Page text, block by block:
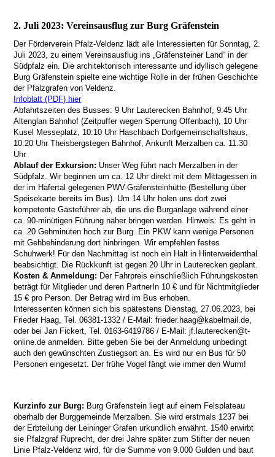
2. Juli 2023: Vereinsausflug zur Burg Gräfenstein
Der Förderverein Pfalz-Veldenz lädt alle Interessierten für Sonntag, 2.
Juli 2023, zu einem Vereinsausflug ins „Gräfensteiner Land“ in der
Südpfalz ein. Die architektonisch interessante und idyllisch gelegene
Burg Gräfenstein spielte eine wichtige Rolle in der frühen Geschichte
der Pfalzgrafen von Veldenz.
Infoblatt (PDF) hier
Abfahrtszeiten des Busses: 9 Uhr Lauterecken Bahnhof, 9:45 Uhr
Altenglan Bahnhof (Zeitpuffer wegen Sperrung Offenbach), 10 Uhr
Kusel Messeplatz, 10:10 Uhr Haschbach Dorfgemeinschaftshaus,
10:20 Uhr Theisbergstegen Bahnhof, Ankunft Merzalben ca. 11.30
Uhr
Ablauf der Exkursion: Unser Weg führt nach Merzalben in der
Südpfalz. Wir beginnen um ca. 12 Uhr direkt mit dem Mittagessen in
der im Hafertal gelegenen PWV-Gräfensteinhütte (Bestellung über
Speisekarte bereits im Bus). Um 14 Uhr holen uns dort zwei
kompetente Gästeführer ab, die uns die Burganlage während einer
ca. 90-minütigen Führung näher bringen werden. Hinweis: Es geht in
ca. 20 Gehminuten hoch zur Burg. Ein PKW kann wenige Personen
mit Gehbehinderung dort hinbringen. Wir empfehlen festes
Schuhwerk! Für den Nachmittag ist noch ein Halt in Hinterweidenthal
beabsichtigt. Die Rückkunft ist gegen 20 Uhr in Lauterecken geplant.
Kosten & Anmeldung: Der Fahrpreis einschließlich Führungskosten
beträgt für Mitglieder und deren PartnerIn 10 € und für Nichtmitglieder
15 € pro Person. Der Betrag wird im Bus erhoben.
Interessenten können sich bis spätestens Dienstag, 27.06.2023, bei
Frieder Haag, Tel. 06381-1332 / E-Mail: frieder.haag@kabelmail.de,
oder bei Jan Fickert, Tel. 0163-6419786 / E-Mail: jf.lauterecken@t-
online.de anmelden. Bitte geben Sie bei der Anmeldung unbedingt
auch den gewünschten Zustiegsort an. Es wird nur ein Bus für 50
Personen eingesetzt. Der frühe Vogel fängt wie immer den Wurm!
Kurzinfo zur Burg: Burg Gräfenstein liegt auf einem Felsplateau
oberhalb der Burggemeinde Merzalben. Sie wird erstmals 1237 bei
der Erbteilung der Leininger Grafen urkundlich erwähnt. 1540 erwirbt
sie Pfalzgraf Ruprecht, der drei Jahre später zum Stifter der neuen
Linie Pfalz-Veldenz wird, für die Summe von 9.000 Gulden und baut